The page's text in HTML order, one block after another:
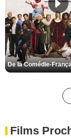
Films